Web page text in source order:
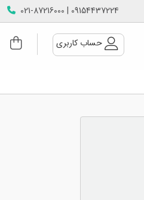
09154437224 | 021-87216000
حساب کاربری